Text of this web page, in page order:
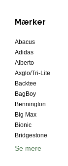
Mærker
Abacus
Adidas
Alberto
Axglo/Tri-Lite
Backtee
BagBoy
Bennington
Big Max
Bionic
Bridgestone
Se mere